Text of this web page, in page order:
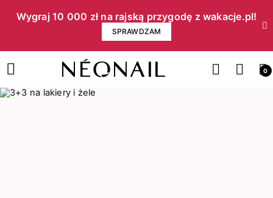
Wygraj 10 000 zł na rajską przygodę z wakacje.pl!​
SPRAWDZAM
0